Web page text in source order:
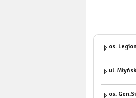
os.
ul.
os.